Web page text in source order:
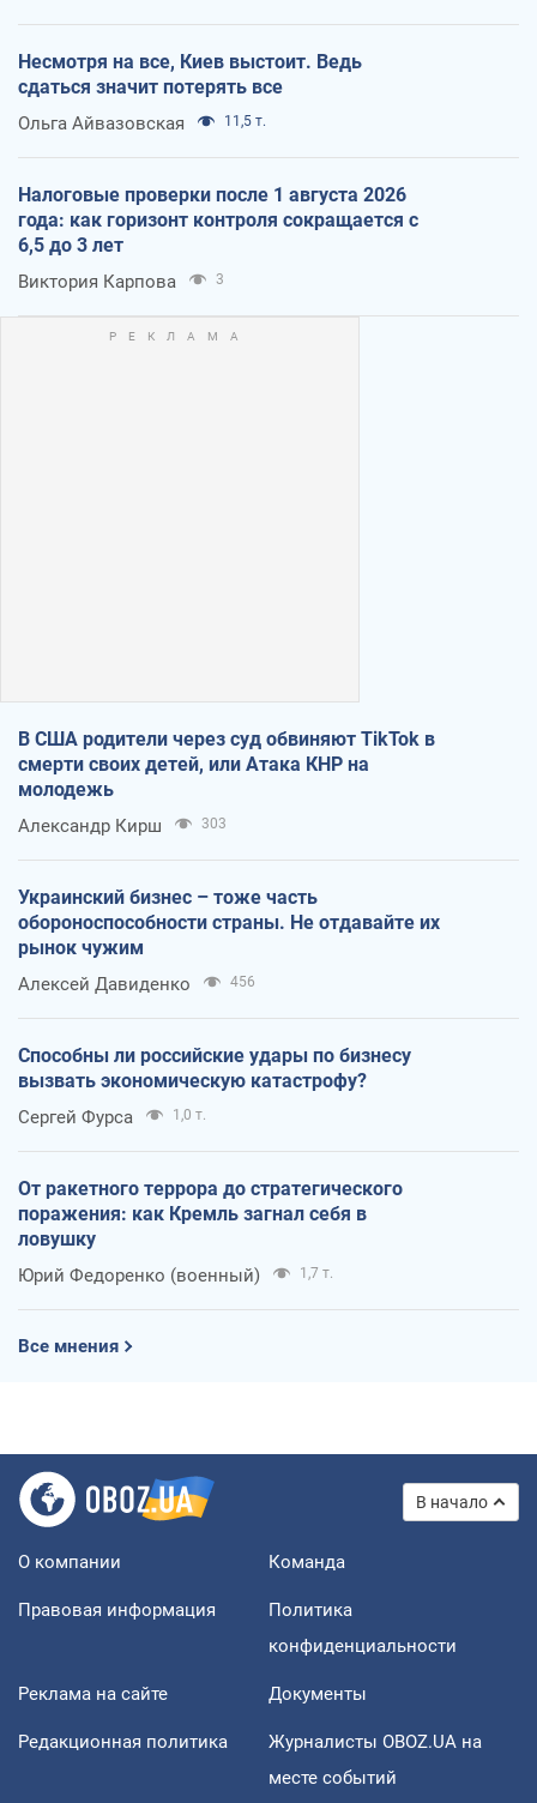
Несмотря на все, Киев выстоит. Ведь
сдаться значит потерять все
Ольга Айвазовская 11,5 т.
Налоговые проверки после 1 августа 2026
года: как горизонт контроля сокращается с
6,5 до 3 лет
Виктория Карпова 3
В США родители через суд обвиняют TikTok в
смерти своих детей, или Атака КНР на
молодежь
Александр Кирш 303
Украинский бизнес – тоже часть
обороноспособности страны. Не отдавайте их
рынок чужим
Алексей Давиденко 456
Способны ли российские удары по бизнесу
вызвать экономическую катастрофу?
Сергей Фурса 1,0 т.
От ракетного террора до стратегического
поражения: как Кремль загнал себя в
ловушку
Юрий Федоренко (военный) 1,7 т.
Все мнения
В начало
О компании Команда
Правовая информация
Политика
конфиденциальности
Реклама на сайте Документы
Редакционная политика
Журналисты OBOZ.UA на
месте событий